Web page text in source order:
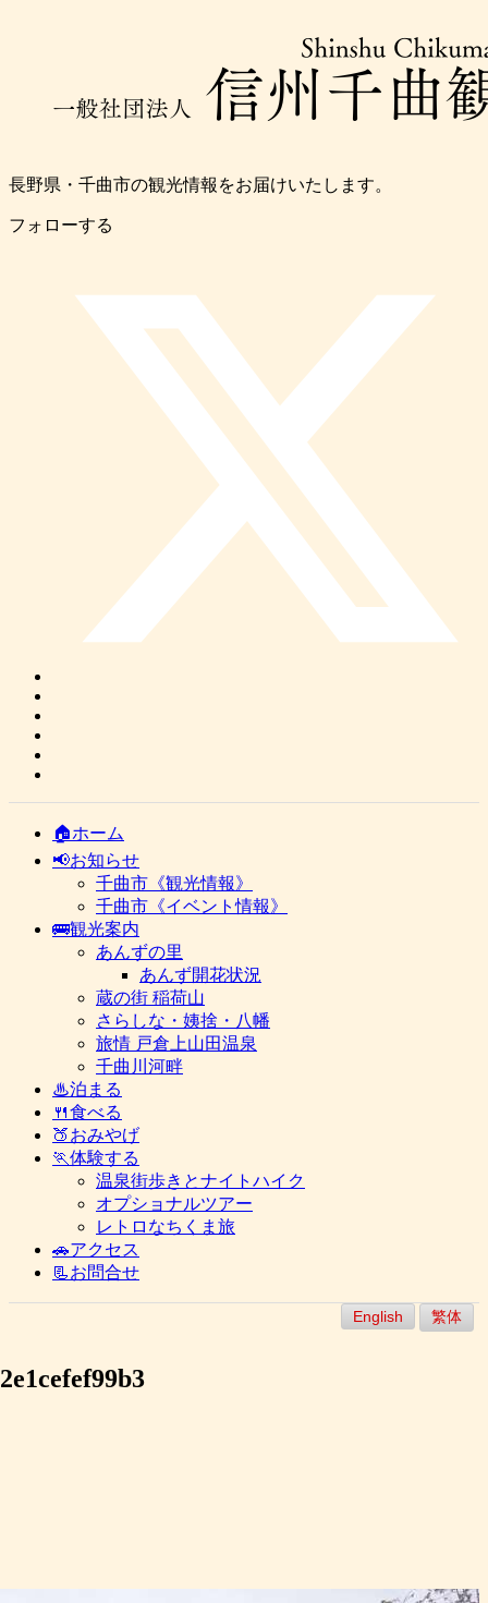
長野県・千曲市の観光情報をお届けいたします。
フォローする
🏠ホーム
📢お知らせ
千曲市《観光情報》
千曲市《イベント情報》
🚌観光案内
あんずの里
あんず開花状況
蔵の街 稲荷山
さらしな・姨捨・八幡
旅情 戸倉上山田温泉
千曲川河畔
♨泊まる
🍴食べる
🍑おみやげ
🏃体験する
温泉街歩きとナイトハイク
オプショナルツアー
レトロなちくま旅
🚗アクセス
📃お問合せ
English 繁体